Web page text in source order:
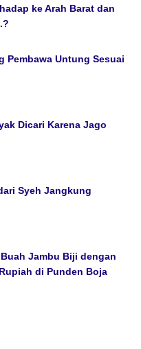
ke Arah Barat dan
Pembawa Untung Sesuai
Dicari Karena Jago
Syeh Jangkung
Jambu Biji dengan
di Punden Boja